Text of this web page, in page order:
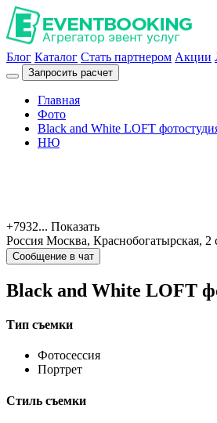
Блог Каталог Стать партнером Акции
Запросить расчет
Главная
Фото
Black and White LOFT
НЮ
+7932... Показать
Россия Москва, Краснобогатырская, 2
Сообщение в чат
Black and White LOFT
Тип съемки
Фотосессия
Портрет
Стиль съемки